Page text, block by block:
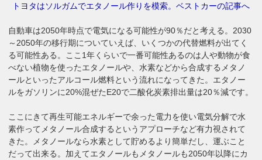
トヨタはソルガムでエタノール作りを模索。ベストカーの記事へ
自動車は2050年時点で電気になる可能性が90％だと考える。2030
～2050年の移行期についていえば、いくつかの代替燃料が出てく
る可能性ある。ここ1年くらいで一番可能性あるのは人や動物が食
べない植物を使ったエタノールや、水素などから合成するメタノ
ールといったアルコール燃料という流れになってきた。エタノー
ルをガソリンに20%混ぜたE20で二酸化炭素排出量は20％減です。
ここにきて再生可能エネルギーで余った電力を使い電気分解で水
素作ってメタノール合成するというアプローチなど有力視されて
きた。メタノールなら水素として貯めるより簡単だし、運ぶこと
だって出来る。加えてエタノールもメタノールも2050年以降にカ